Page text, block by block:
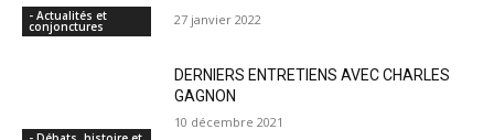
- Actualités et
conjonctures 27 janvier 2022
DERNIERS ENTRETIENS AVEC CHARLES
GAGNON
10 décembre 2021